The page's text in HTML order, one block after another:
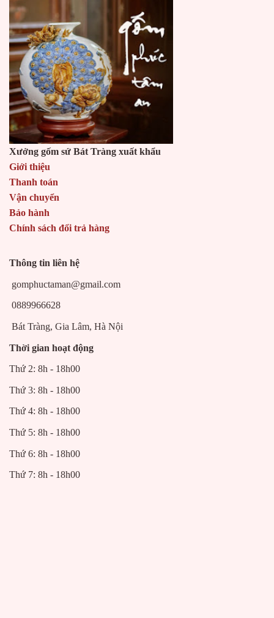
Xưởng gốm sứ Bát Tràng xuất khẩu
Giới thiệu
Thanh toán
Vận chuyển
Bảo hành
Chính sách đổi trả hàng
Thông tin liên hệ
gomphuctaman@gmail.com
0889966628
Bát Tràng, Gia Lâm, Hà Nội
Thời gian hoạt động
Thứ 2: 8h - 18h00
Thứ 3: 8h - 18h00
Thứ 4: 8h - 18h00
Thứ 5: 8h - 18h00
Thứ 6: 8h - 18h00
Thứ 7: 8h - 18h00